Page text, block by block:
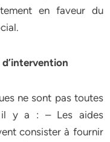
en faveur du
ne sont pas toutes
il y a : – Les aides
consister à fournir